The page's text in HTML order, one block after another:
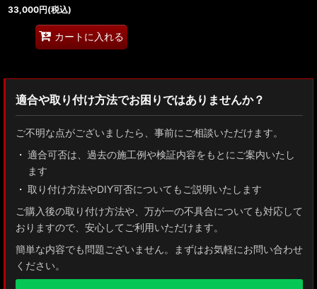
33,000円(税込)
カートに入れる
適合や取り付け方法でお困りではありませんか？
ご不明な点がございましたら、事前にご相談いただけます。
適合可否は、過去の施工例や検証内容をもとにご案内いたし
ます
取り付け方法やDIY可否についてもご説明いたします
ご購入後の取り付け方法や、万が一の不具合についても対応して
おりますので、安心してご利用いただけます。
簡単な内容でも問題ございません。まずはお気軽にお問い合わせ
ください。